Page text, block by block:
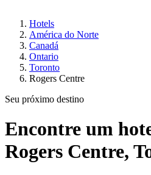
Hotels
América do Norte
Canadá
Ontario
Toronto
Rogers Centre
Seu próximo destino
Encontre um
Rogers Centre,